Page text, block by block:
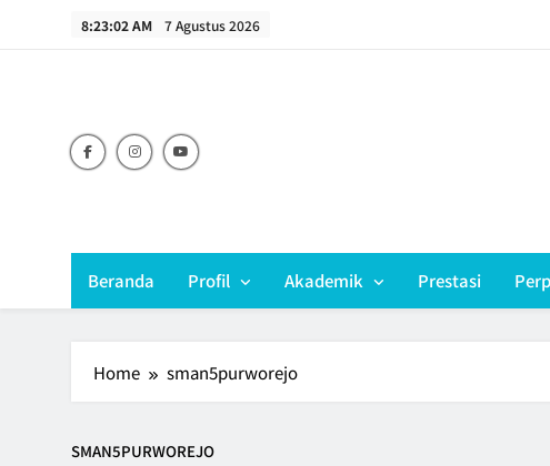
8:23:02 AM 7 Agustus 2026
Beranda Profil Akademik Prestasi
Home sman5purworejo
SMAN5PURWOREJO